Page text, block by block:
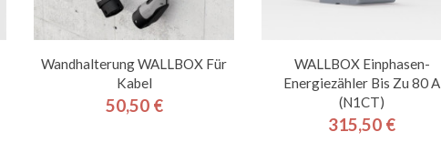
Wandhalterung WALLBOX Für
Kabel
Preis
50,50 €
WALLBOX Einphasen-
Energiezähler Bis Zu 80 A
(N1CT)
Preis
315,50 €